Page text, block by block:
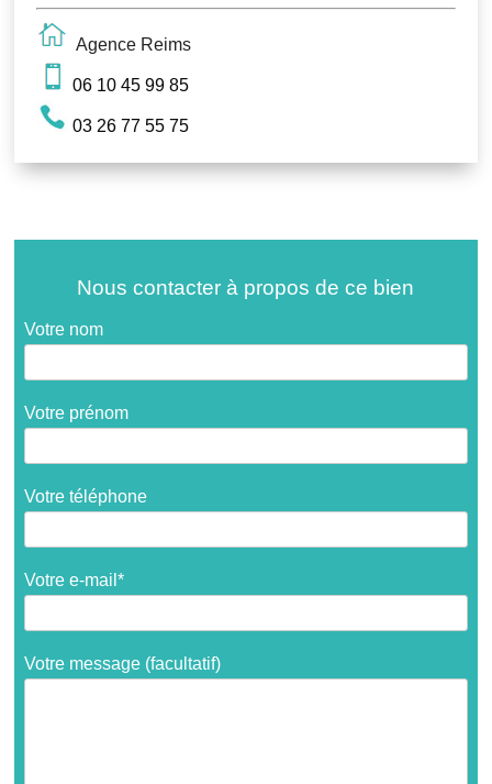
Agence Reims
06 10 45 99 85
03 26 77 55 75
Nous contacter à propos de ce bien
Votre nom
Votre prénom
Votre téléphone
Votre e-mail*
Votre message (facultatif)